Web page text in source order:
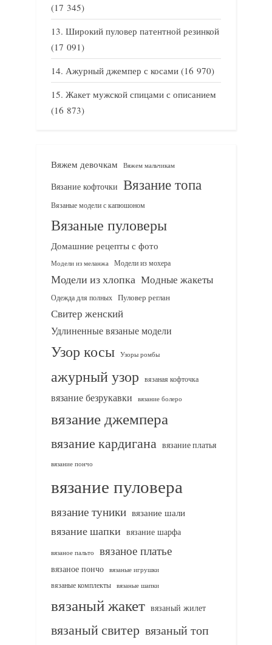
(17 345)
Широкий пуловер патентной резинкой
(17 091)
Ажурный джемпер с косами (16 970)
Жакет мужской спицами с описанием
(16 873)
Вяжем девочкам Вяжем мальчикам
Вязание кофточки Вязание топа
Вязаные модели с капюшоном
Вязаные пуловеры
Домашние рецепты с фото
Модели из меланжа Модели из мохера
Модели из хлопка Модные жакеты
Одежда для полных Пуловер реглан
Свитер женский
Удлиненные вязаные модели
Узор косы Узоры ромбы
ажурный узор вязаная кофточка
вязание безрукавки вязание болеро
вязание джемпера
вязание кардигана вязание платья
вязание пончо
вязание пуловера
вязание туники вязание шали
вязание шапки вязание шарфа
вязаное пальто вязаное платье
вязаное пончо вязаные игрушки
вязаные комплекты
вязаные шапки
вязаный жакет вязаный жилет
вязаный свитер вязаный топ